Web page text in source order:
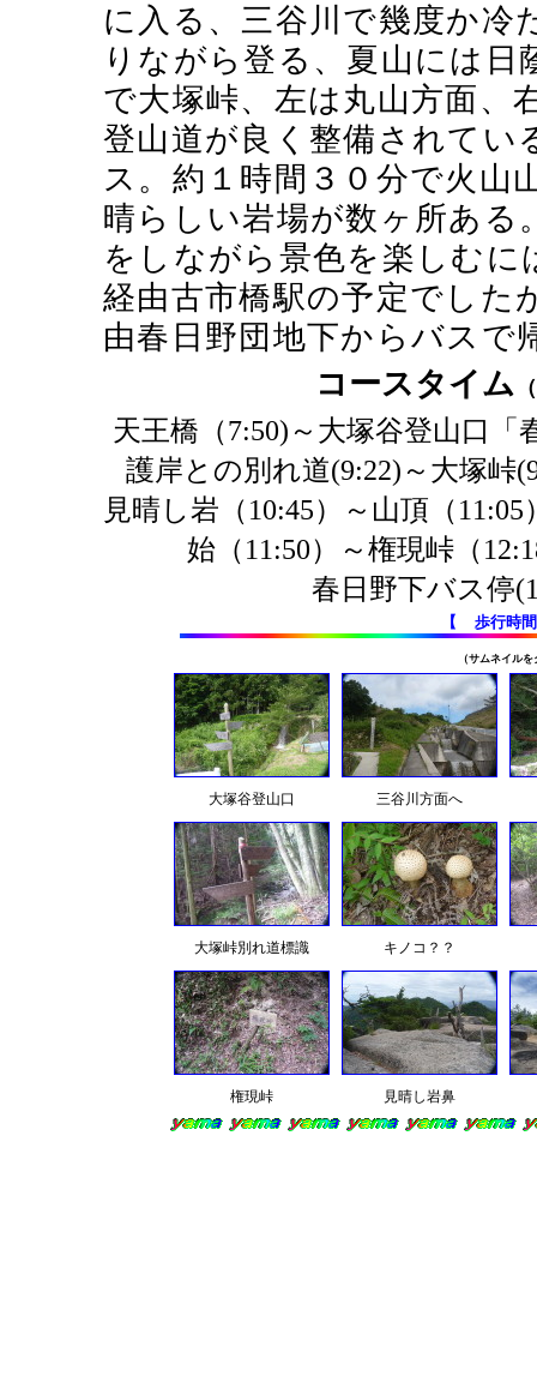
に入る、三谷川で幾度か冷
りながら登る、夏山には
で大塚峠、左は丸山方面、
登山道が良く整備されてい
ス。約１時間３０分で火山
晴らしい岩場が数ヶ所ある
をしながら景色を楽しむに
経由古市橋駅の予定でした
由春日野団地下からバスで
コースタイム
天王橋（7:50)～大塚谷登山口「
護岸との別れ道(9:22)～大塚峠
見晴し岩（10:45）～山頂（
始（11:50）～権現峠（
春日野下バス停
【 歩行時
（サムネイル
大塚谷登山口 三谷川方面へ
大塚峠別れ道標識 キノコ？？
権現峠 見晴し岩鼻